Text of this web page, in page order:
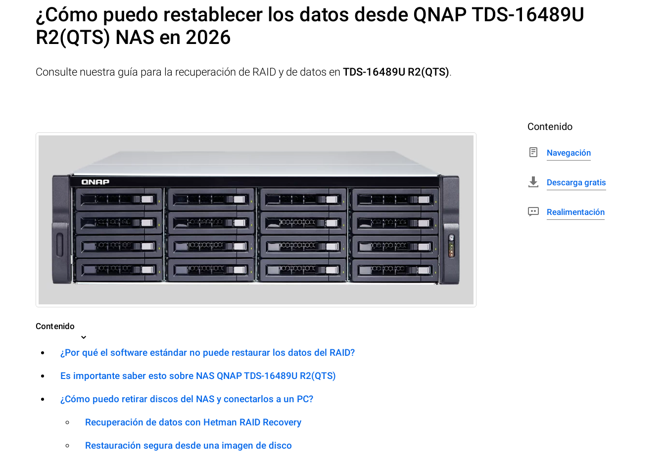
¿Cómo puedo restablecer los datos desde QNAP TDS-16489U
R2(QTS) NAS en 2026
Consulte nuestra guía para la recuperación de RAID y de datos en TDS-16489U R2(QTS).
Contenido
¿Por qué el software estándar no puede restaurar los datos del RAID?
Es importante saber esto sobre NAS QNAP TDS-16489U R2(QTS)
¿Cómo puedo retirar discos del NAS y conectarlos a un PC?
Recuperación de datos con Hetman RAID Recovery
Restauración segura desde una imagen de disco
Contenido
Navegación
Descarga gratis
Realimentación